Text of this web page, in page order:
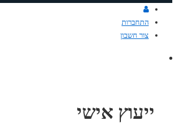
התחברות
צור חשבון
ייעוץ אישי